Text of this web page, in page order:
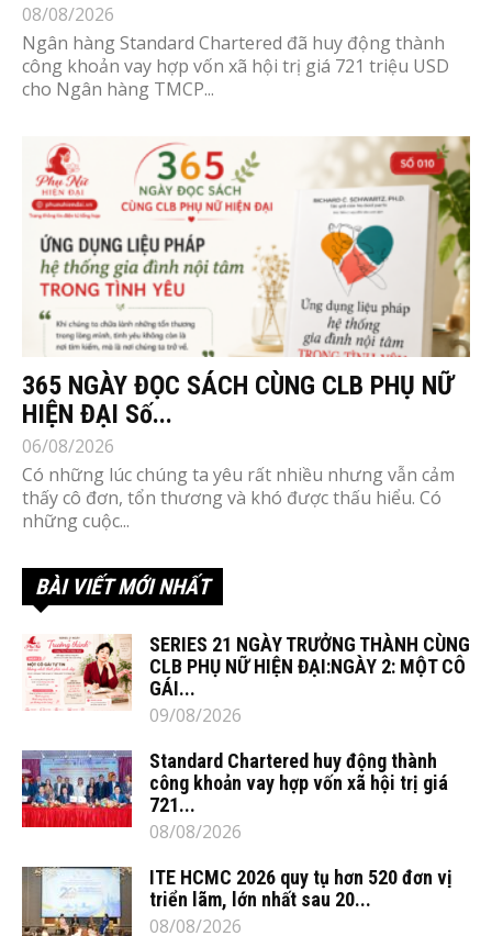
08/08/2026
Ngân hàng Standard Chartered đã huy động thành
công khoản vay hợp vốn xã hội trị giá 721 triệu USD
cho Ngân hàng TMCP...
365 NGÀY ĐỌC SÁCH CÙNG CLB PHỤ NỮ
HIỆN ĐẠI Số...
06/08/2026
Có những lúc chúng ta yêu rất nhiều nhưng vẫn cảm
thấy cô đơn, tổn thương và khó được thấu hiểu. Có
những cuộc...
BÀI VIẾT MỚI NHẤT
SERIES 21 NGÀY TRƯỞNG THÀNH CÙNG
CLB PHỤ NỮ HIỆN ĐẠI:NGÀY 2: MỘT CÔ
GÁI...
09/08/2026
Standard Chartered huy động thành
công khoản vay hợp vốn xã hội trị giá
721...
08/08/2026
ITE HCMC 2026 quy tụ hơn 520 đơn vị
triển lãm, lớn nhất sau 20...
08/08/2026